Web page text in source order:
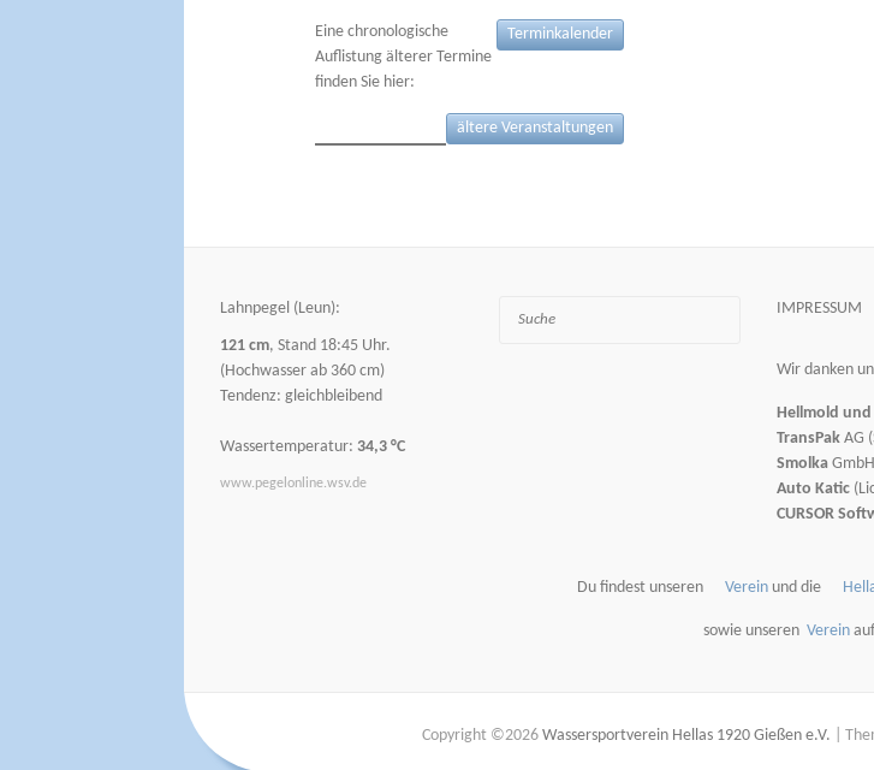
Terminkalender
Eine chronologische
Auflistung älterer Termine
finden Sie hier:
ältere Veranstaltungen
Lahnpegel (Leun):
121 cm, Stand 18:45 Uhr.
(Hochwasser ab 360 cm)
Tendenz: gleichbleibend
Wassertemperatur: 34,3 °C
www.pegelonline.wsv.de
IMPRESSUM
Wir danken
Hellmold und
TransPak AG
Smolka
Auto Katic
CURSOR
Du findest unseren Verein und die
sowie unseren Verein
Copyright ©2026 Wassersportverein Hellas 1920 Gießen e.V. |